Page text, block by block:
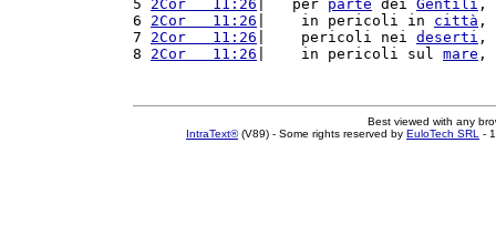
5 2Cor   11:26 |   per parte dei Gentili ,
6 2Cor   11:26 |    in pericoli in città ,
7 2Cor   11:26 |    pericoli nei deserti ,
8 2Cor   11:26 |    in pericoli sul mare ,
Best viewed with any
IntraText®(V89) - Some rights reserved by EuloTech SRL -